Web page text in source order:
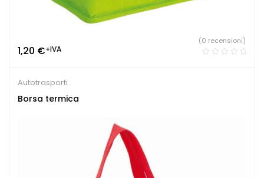
1,20 €+IVA
(0 recensioni)
Autotrasporti
Borsa termica